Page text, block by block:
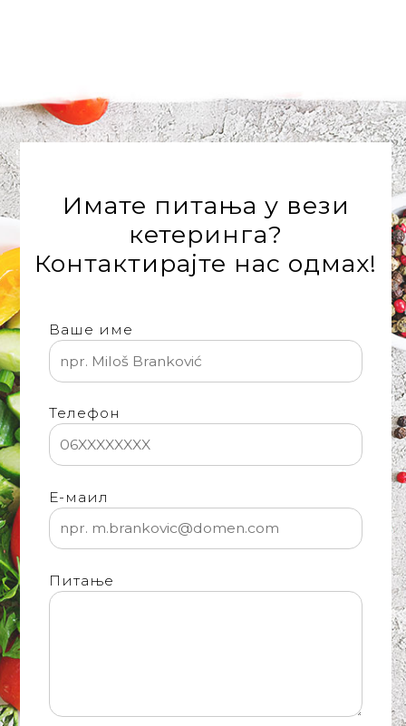
'
Имате питања у вези
кетеринга?
Контактирајте нас одмах!
Ваше име
Телефон
Е-маил
Питање